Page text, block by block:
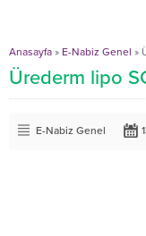
Anasayfa » E-Nabiz Genel »
Ürederm lipo
E-Nabiz Genel